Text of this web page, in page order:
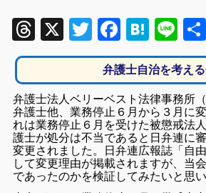
Threads
X Twitter
弁護士自治を考え
弁護士法人ベリーベスト法律事務所
弁護士他、業務停止６月から３月に
れは業務停止６月を受けた被懲戒法
護士が処分は不当であると日弁連に
変更されました。日弁連広報誌「自
して変更理由が掲載されますが、当
であったのかを検証してみたいと思い